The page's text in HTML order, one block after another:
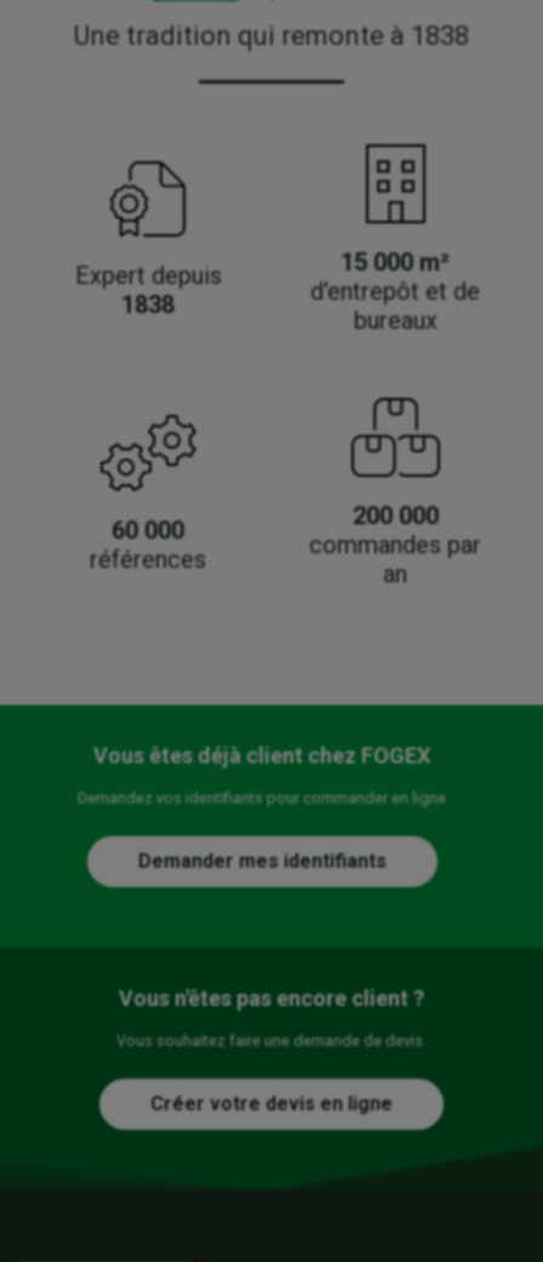
Une tradition qui remonte à 1838
Expert depuis
1838
15 000 m²
d'entrepôt et de
bureaux
60 000
références
200 000
commandes par
an
Vous êtes déjà client chez FOGEX
Demandez vos identifiants pour commander en ligne
Demander mes identifiants
Vous n'êtes pas encore client ?
Vous souhaitez faire une demande de devis.
Créer votre devis en ligne